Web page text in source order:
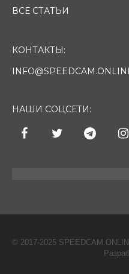
ВСЕ СТАТЬИ
КОНТАКТЫ:
НАШИ СОЦСЕТИ:
© 2017-2025